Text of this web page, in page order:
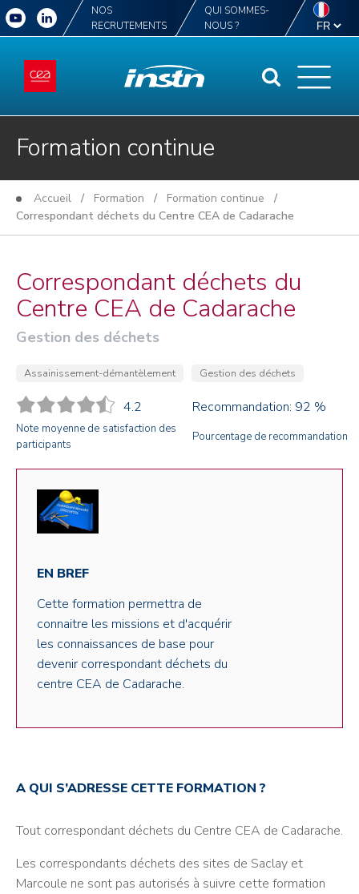
NOS
RECRUTEMENTS
QUI SOMMES-
NOUS ?
Formation continue
Accueil / Formation / Formation continue /
Correspondant déchets du Centre CEA de Cadarache
Correspondant déchets du
Centre CEA de Cadarache
Gestion des déchets
Assainissement-démantèlement Gestion des déchets
4.2 Recommandation: 92 %
Note moyenne de satisfaction des
participants
Pourcentage de recommandation
EN BREF
Cette formation permettra de
connaitre les missions et d'acquérir
les connaissances de base pour
devenir correspondant déchets du
centre CEA de Cadarache.
A QUI S’ADRESSE CETTE FORMATION ?
Tout correspondant déchets du Centre CEA de Cadarache.
Les correspondants déchets des sites de Saclay et
Marcoule ne sont pas autorisés à suivre cette formation